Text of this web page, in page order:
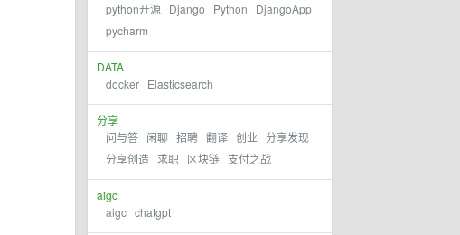
python开源 Django Python
DjangoApp
pycharm
DATA
docker Elasticsearch
分享
问与答 闲聊 招聘 翻译 创业 分享发现
分享创造 求职 区块链 支付之战
aigc
aigc chatgpt